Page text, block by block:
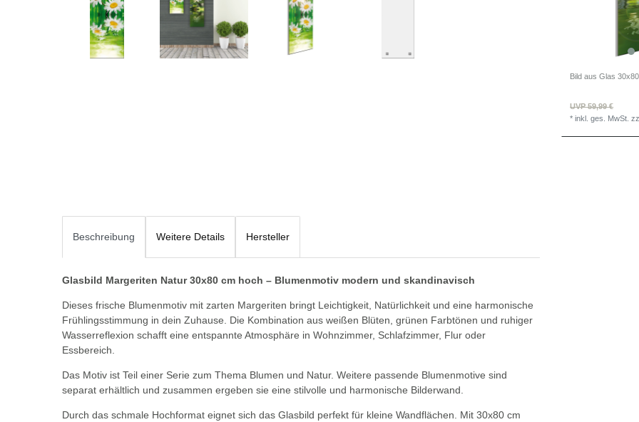
UVP 59,99 €
*inkl. ges. MwSt.
Beschreibung Weitere Details Hersteller
Glasbild Margeriten Natur 30x80 cm hoch – Blumenmotiv modern und skandinavisch
Dieses frische Blumenmotiv mit zarten Margeriten bringt Leichtigkeit, Natürlichkeit und eine harmonische
Frühlingsstimmung in dein Zuhause. Die Kombination aus weißen Blüten, grünen Farbtönen und ruhiger
Wasserreflexion schafft eine entspannte Atmosphäre in Wohnzimmer, Schlafzimmer, Flur oder
Essbereich.
Das Motiv ist Teil einer Serie zum Thema Blumen und Natur. Weitere passende Blumenmotive sind
separat erhältlich und zusammen ergeben sie eine stilvolle und harmonische Bilderwand.
Durch das schmale Hochformat eignet sich das Glasbild perfekt für kleine Wandflächen. Mit 30x80 cm